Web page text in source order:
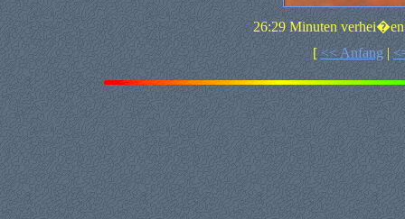
26:29 Minuten
[ << Anfang |